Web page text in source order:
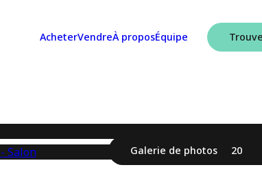
AcheterVendreÀ proposÉquipe
Galerie de photos 20